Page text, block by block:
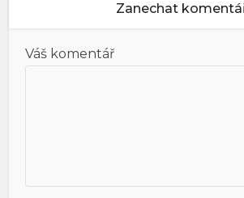
Zanechat
Váš komentář